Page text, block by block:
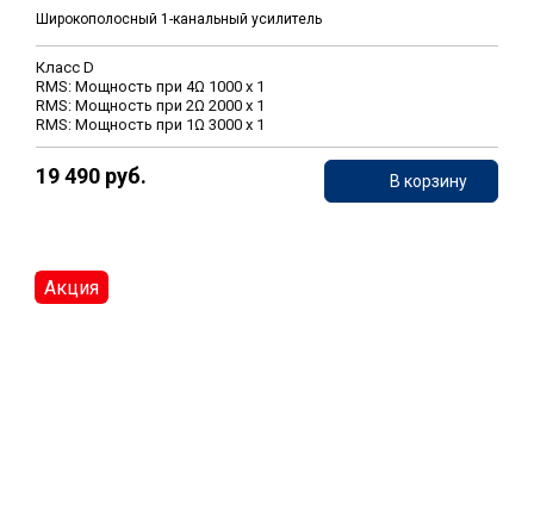
Широкополосный 1-канальный усилитель
Класс D
RMS: Мощность при 4Ω 1000 х 1
RMS: Мощность при 2Ω 2000 х 1
RMS: Мощность при 1Ω 3000 х 1
19 490 руб. В корзину
Акция